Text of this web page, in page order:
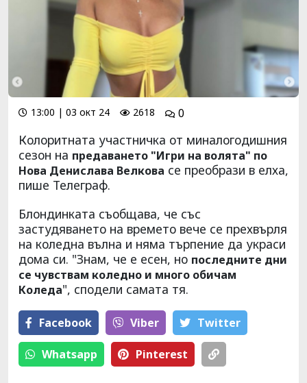
13:00 | 03 окт 24 2618 0
Колоритната участничка от миналогодишния
сезон на предаването "Игри на волята" по
Нова Денислава Велкова се преобрази в елха,
пише Телеграф.
Блондинката съобщава, че със
застудяването на времето вече се прехвърля
на коледна вълна и няма търпение да украси
дома си. "Знам, че е есен, но последните дни
се чувствам коледно и много обичам
Коледа", сподели самата тя.
Facebook Viber Тwitter
Whatsapp Pinterest